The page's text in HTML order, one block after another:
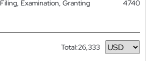
Filing, Examination, Granting
4740
Total:26,333
Currency